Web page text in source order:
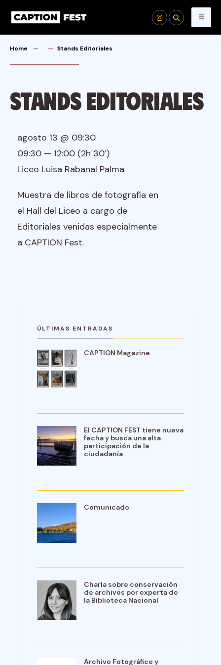
Home Stands Editoriales
Stands Editoriales
Muestra de libros de fotografía en
el Hall del Liceo a cargo de
Editoriales venidas especialmente
a CAPTION Fest.
agosto 13 @ 09:30
09:30 — 12:00 (2h 30′)
Liceo Luisa Rabanal Palma
ÚLTIMAS ENTRADAS
CAPTION Magazine
El CAPTION FEST tiene nueva
fecha y busca una alta
participación de la
ciudadanía
Comunicado
Charla sobre conservación
de archivos por experta de
la Biblioteca Nacional
Archivo Fotográfico y